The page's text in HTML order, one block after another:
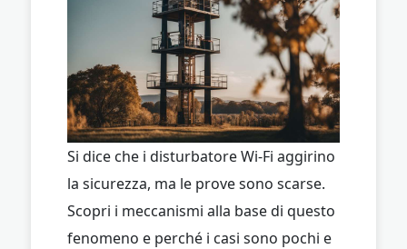
Si dice che i disturbatore Wi-Fi aggirino
la sicurezza, ma le prove sono scarse.
Scopri i meccanismi alla base di questo
fenomeno e perché i casi sono pochi e